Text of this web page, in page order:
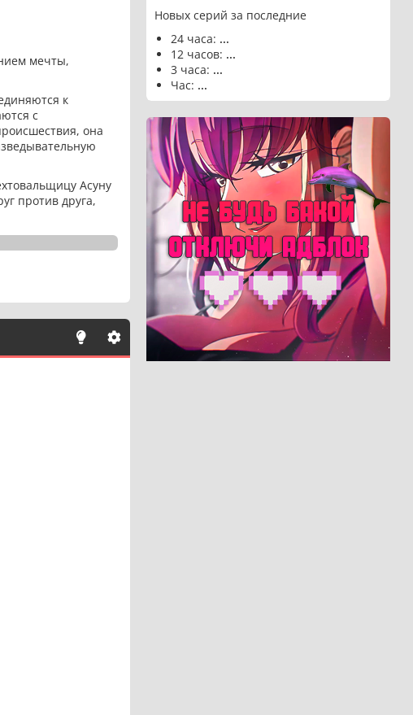
Новых серий за последние
24 часа: ...
12 часов: ...
3 часа: ...
Час: ...
мечты,
к
с
она
Асуну
против друга,